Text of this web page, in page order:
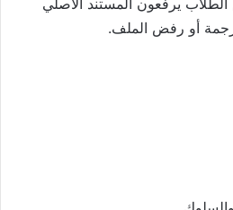
أو رفض الملف.